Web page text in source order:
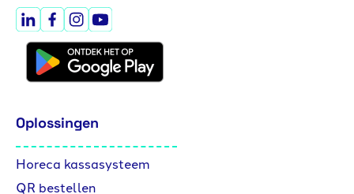
Oplossingen
Horeca kassasysteem
QR bestellen